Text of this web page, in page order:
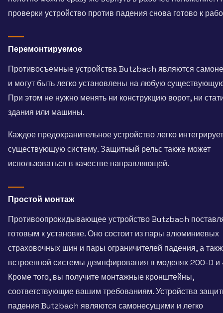
проверки устройство против падения снова готово к
Перемонтируемое
Противосъемные устройства Butzbach являются
и могут быть легко установлены на любую
При этом не нужно менять ни конструкцию ворот, ни
здания или машины.
Каждое предохранительное устройство легко
существующую систему. Защитный рельс также может
использоваться в качестве направляющей.
Простой монтаж
Противоопрокидывающее устройство Butzbach
готовым к установке. Оно состоит из пары алюминиевых
страховочных шин и пары ограничителей падения, а
встроенной системы демпфирования в моделях 200-D и
Кроме того, вы получите монтажные кронштейны,
соответствующие вашим требованиям. Устройства
падения Butzbach являются самонесущими и легко